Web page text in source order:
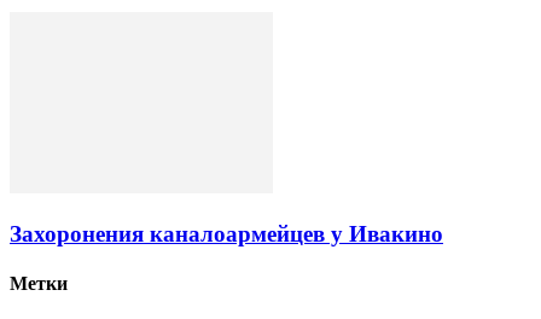
Захоронения каналоармейцев у Ивакино
Метки